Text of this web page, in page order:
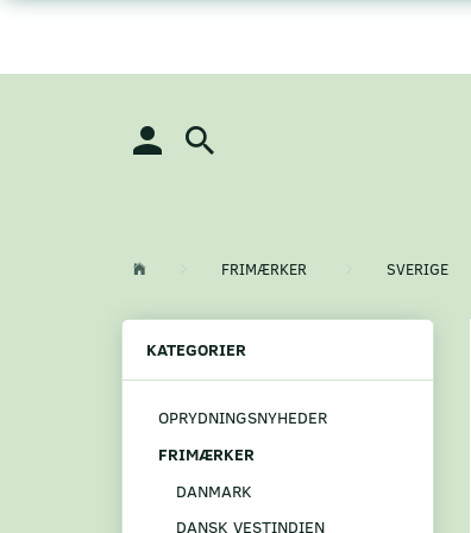
FRIMÆRKER SVERIGE
KATEGORIER
OPRYDNINGSNYHEDER
FRIMÆRKER
DANMARK
DANSK VESTINDIEN